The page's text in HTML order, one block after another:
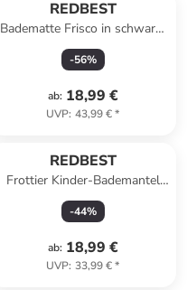
REDBEST
Badematte Frisco in schwarz-
grau
-56%
ab: 18,99 €
UVP: 43,99 €*
REDBEST
Frottier Kinder-Bademantel
mit Kapuze Chicago in türkis
-44%
ab: 18,99 €
UVP: 33,99 €*